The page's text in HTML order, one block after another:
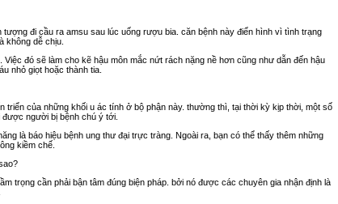
đi cầu ra amsu sau lúc uống rượu bia. căn bệnh này điển hình vì tình trạng
không dễ chịu.
đó sẽ làm cho kẽ hậu môn mắc nứt rách nặng nề hơn cũng như dẫn đến hậu
nhỏ giọt hoặc thành tia.
triển của những khối u ác tính ở bộ phận này. thường thì, tại thời kỳ kịp thời, một số
người bị bệnh chú ý tới.
là báo hiệu bệnh ung thư đại trực tràng. Ngoài ra, bạn có thể thấy thêm những
kiềm chế.
trọng cần phải bận tâm đúng biện pháp. bởi nó được các chuyên gia nhận định là